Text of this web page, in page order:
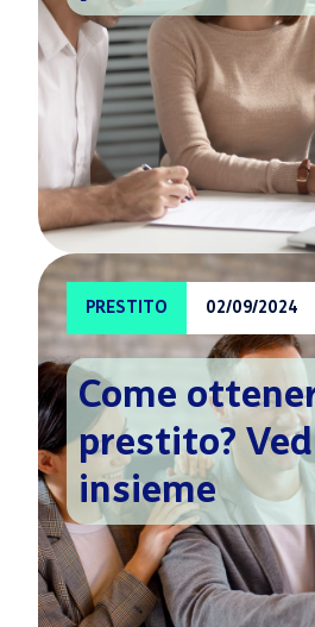
PRESTITO 02/09/2024
Come
prestito?
insieme